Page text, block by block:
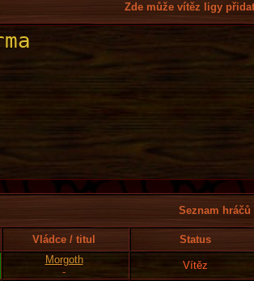
Zde může vítěz ligy
Seznam
Vládce / titul
Status
Morgoth
-
Vítěz